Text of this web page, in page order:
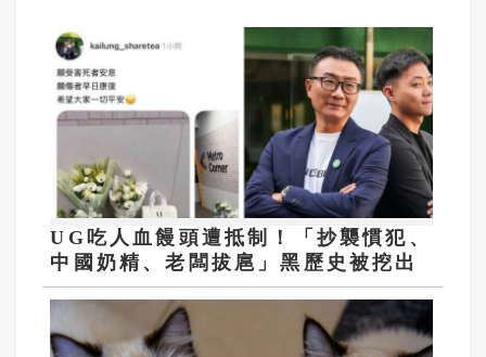
UG吃人血饅頭遭抵制！「抄襲慣犯、
中國奶精、老闆拔扈」黑歷史被挖出